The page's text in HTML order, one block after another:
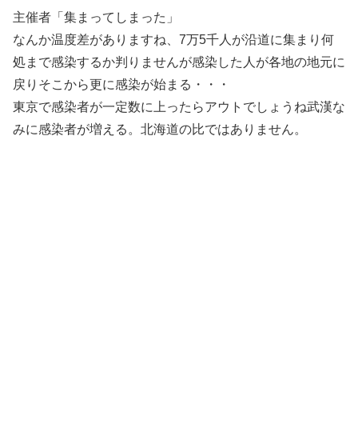
主催者「集まってしまった」
なんか温度差がありますね、7万5千人が沿道に集まり何
処まで感染するか判りませんが感染した人が各地の地元に
戻りそこから更に感染が始まる・・・
東京で感染者が一定数に上ったらアウトでしょうね武漢な
みに感染者が増える。北海道の比ではありません。